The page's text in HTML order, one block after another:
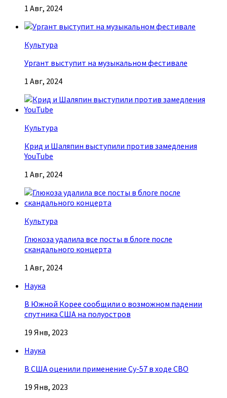
1 Авг, 2024
Культура
Ургант выступит на музыкальном фестивале
1 Авг, 2024
Культура
Крид и Шаляпин выступили против замедления
YouTube
1 Авг, 2024
Культура
Глюкоза удалила все посты в блоге после
скандального концерта
1 Авг, 2024
Наука
В Южной Корее сообщили о возможном падении
спутника США на полуостров
19 Янв, 2023
Наука
В США оценили применение Су-57 в ходе СВО
19 Янв, 2023